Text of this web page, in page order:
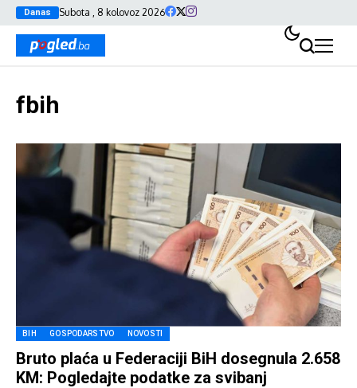
Danas Subota , 8 kolovoz 2026
fbih
BIH GOSPODARSTVO NOVOSTI
Bruto plaća u Federaciji BiH dosegnula 2.658
KM: Pogledajte podatke za svibanj